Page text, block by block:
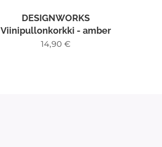
DESIGNWORKS
Viinipullonkorkki - amber
14,90 €